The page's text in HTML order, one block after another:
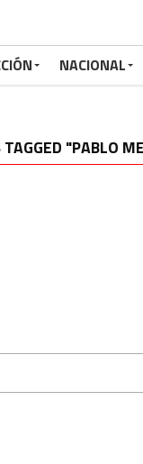
NACIONAL
"PABLO